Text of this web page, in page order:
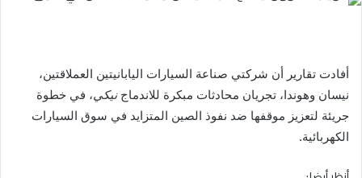
أفادت تقارير أن شركتي صناعة السيارات اليابانيتين العملاقتين،
نيسان وهوندا، تجريان محادثات مبكرة للاندماجنيكي، في خطوة
جريئة لتعزيز موقفها ضد نفوذ الصين المتزايد في سوق السيارات
الكهربائية.